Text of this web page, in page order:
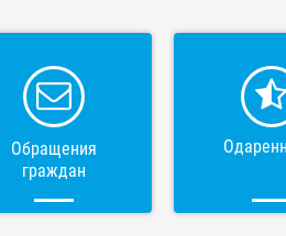
Обращения
граждан